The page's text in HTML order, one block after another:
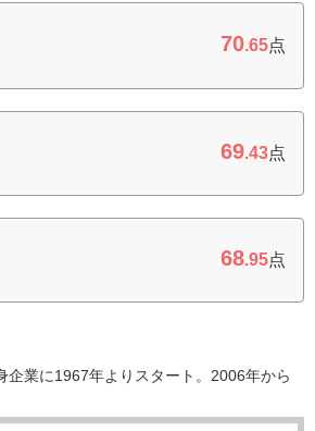
70.65点
69.43点
68.95点
業に1967年よりスタート。2006年から